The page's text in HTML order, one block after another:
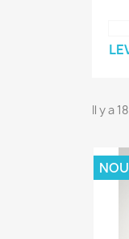
Il y a